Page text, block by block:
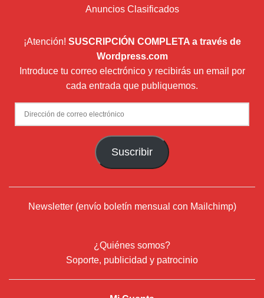
Anuncios Clasificados
¡Atención! SUSCRIPCIÓN COMPLETA a través de
Wordpress.com
Introduce tu correo electrónico y recibirás un email por
cada entrada que publiquemos.
Dirección
de
Suscribir
Newsletter (envío boletín mensual con Mailchimp)
¿Quiénes somos?
Soporte, publicidad y patrocinio